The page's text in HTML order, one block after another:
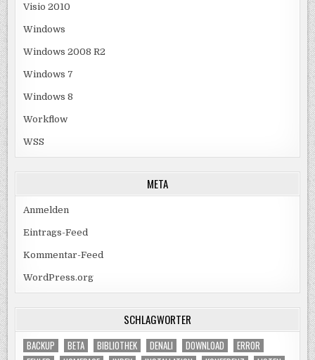
Visio 2010
Windows
Windows 2008 R2
Windows 7
Windows 8
Workflow
WSS
META
Anmelden
Eintrags-Feed
Kommentar-Feed
WordPress.org
SCHLAGWÖRTER
BACKUP BETA BIBLIOTHEK DENALI DOWNLOAD
ERROR